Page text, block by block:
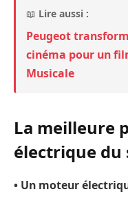
📖 Lire aussi :
Peugeot
cinéma pour un
Musicale
La meilleure
électrique du
• Un moteur